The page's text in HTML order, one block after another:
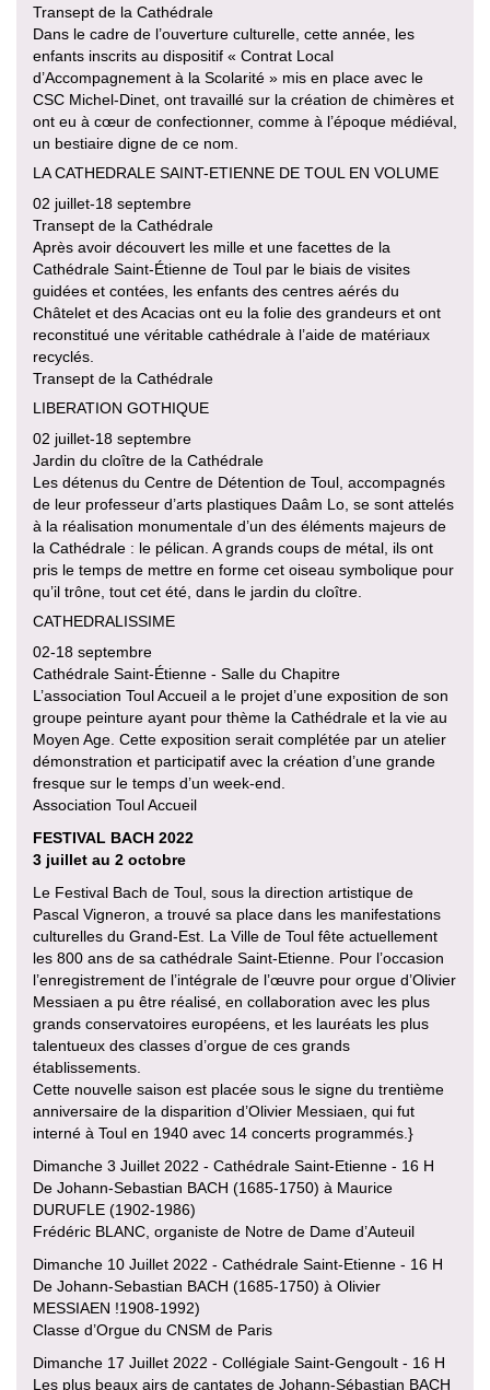
Transept de la Cathédrale
Dans le cadre de l’ouverture culturelle, cette année, les
enfants inscrits au dispositif « Contrat Local
d’Accompagnement à la Scolarité » mis en place avec le
CSC Michel-Dinet, ont travaillé sur la création de chimères et
ont eu à cœur de confectionner, comme à l’époque médiéval,
un bestiaire digne de ce nom.
LA CATHEDRALE SAINT-ETIENNE DE TOUL EN VOLUME
02 juillet-18 septembre
Transept de la Cathédrale
Après avoir découvert les mille et une facettes de la
Cathédrale Saint-Étienne de Toul par le biais de visites
guidées et contées, les enfants des centres aérés du
Châtelet et des Acacias ont eu la folie des grandeurs et ont
reconstitué une véritable cathédrale à l’aide de matériaux
recyclés.
Transept de la Cathédrale
LIBERATION GOTHIQUE
02 juillet-18 septembre
Jardin du cloître de la Cathédrale
Les détenus du Centre de Détention de Toul, accompagnés
de leur professeur d’arts plastiques Daâm Lo, se sont attelés
à la réalisation monumentale d’un des éléments majeurs de
la Cathédrale : le pélican. A grands coups de métal, ils ont
pris le temps de mettre en forme cet oiseau symbolique pour
qu’il trône, tout cet été, dans le jardin du cloître.
CATHEDRALISSIME
02-18 septembre
Cathédrale Saint-Étienne - Salle du Chapitre
L’association Toul Accueil a le projet d’une exposition de son
groupe peinture ayant pour thème la Cathédrale et la vie au
Moyen Age. Cette exposition serait complétée par un atelier
démonstration et participatif avec la création d’une grande
fresque sur le temps d’un week-end.
Association Toul Accueil
FESTIVAL BACH 2022
3 juillet au 2 octobre
Le Festival Bach de Toul, sous la direction artistique de
Pascal Vigneron, a trouvé sa place dans les manifestations
culturelles du Grand-Est. La Ville de Toul fête actuellement
les 800 ans de sa cathédrale Saint-Etienne. Pour l’occasion
l’enregistrement de l’intégrale de l’œuvre pour orgue d’Olivier
Messiaen a pu être réalisé, en collaboration avec les plus
grands conservatoires européens, et les lauréats les plus
talentueux des classes d’orgue de ces grands
établissements.
Cette nouvelle saison est placée sous le signe du trentième
anniversaire de la disparition d’Olivier Messiaen, qui fut
interné à Toul en 1940 avec 14 concerts programmés.}
Dimanche 3 Juillet 2022 - Cathédrale Saint-Etienne - 16 H
De Johann-Sebastian BACH (1685-1750) à Maurice
DURUFLE (1902-1986)
Frédéric BLANC, organiste de Notre de Dame d’Auteuil
Dimanche 10 Juillet 2022 - Cathédrale Saint-Etienne - 16 H
De Johann-Sebastian BACH (1685-1750) à Olivier
MESSIAEN !1908-1992)
Classe d’Orgue du CNSM de Paris
Dimanche 17 Juillet 2022 - Collégiale Saint-Gengoult - 16 H
Les plus beaux airs de cantates de Johann-Sébastian BACH